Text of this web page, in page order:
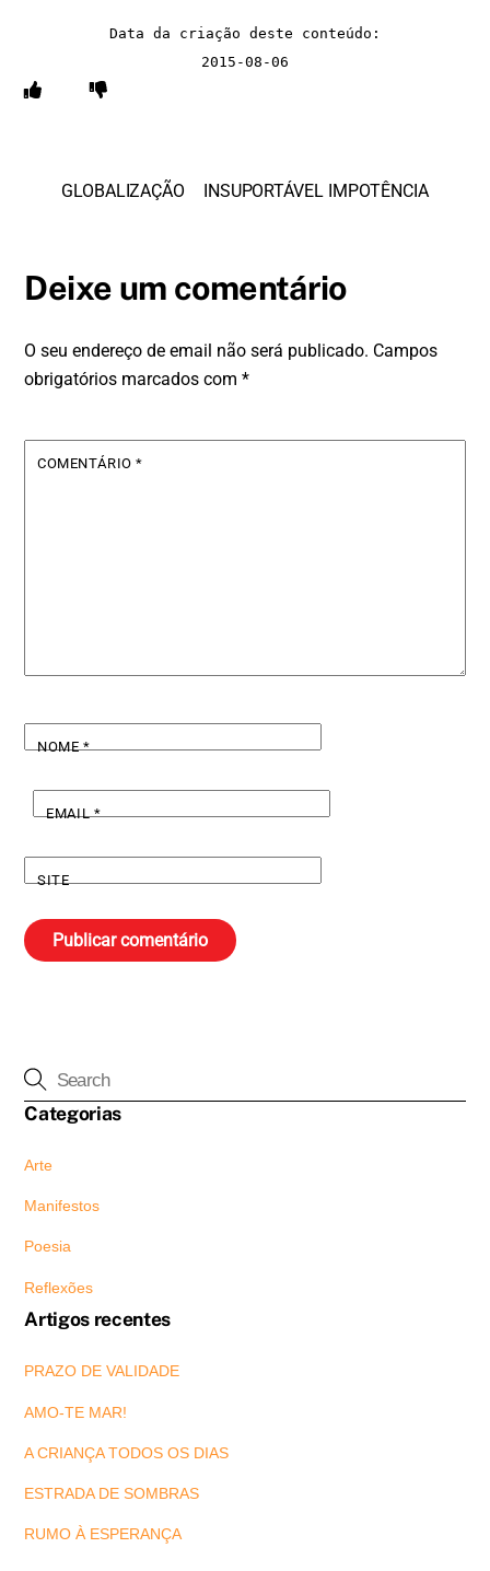
Data da criação deste conteúdo:
2015-08-06
GLOBALIZAÇÃO INSUPORTÁVEL IMPOTÊNCIA
Deixe um comentário
O seu endereço de email não será publicado. Campos
obrigatórios marcados com*
COMENTÁRIO*
NOME*
EMAIL*
SITE
Categorias
Arte
Manifestos
Poesia
Reflexões
Artigos recentes
PRAZO DE VALIDADE
AMO-TE MAR!
A CRIANÇA TODOS OS DIAS
ESTRADA DE SOMBRAS
RUMO À ESPERANÇA